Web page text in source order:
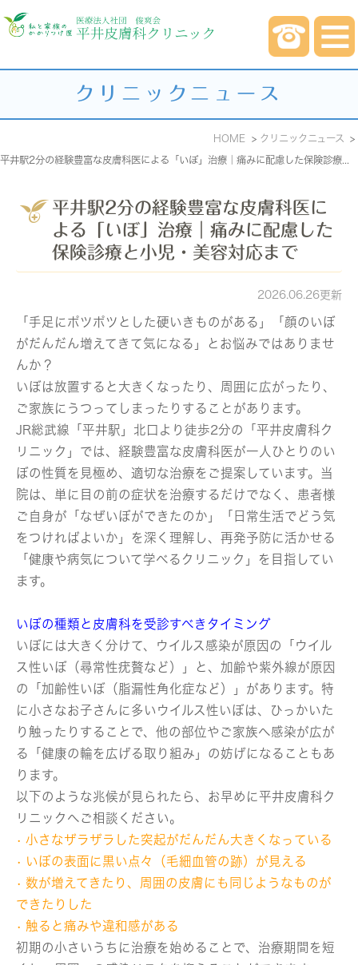
クリニックニュース
HOME クリニックニュース
平井駅2分の経験豊富な皮膚科医に
よる「いぼ」治療｜痛みに配慮した
保険診療と小児・美容対応まで
2026.06.26更新
「手足にポツポツとした硬いきものがある」「顔のいぼ
がだんだん増えてきて気になる」とお悩みではありませ
んか？
いぼは放置すると大きくなったり、周囲に広がったり、
ご家族にうつってしまったりすることがあります。
JR総武線「平井駅」北口より徒歩2分の「平井皮膚科ク
リニック」では、経験豊富な皮膚科医が一人ひとりのい
ぼの性質を見極め、適切な治療をご提案しています。当
院は、単に目の前の症状を治療するだけでなく、患者様
ご自身が「なぜいぼができたのか」「日常生活でどう気
をつければよいか」を深く理解し、再発予防に活かせる
「健康や病気について学べるクリニック」を目指してい
ます。
いぼの種類と皮膚科を受診すべきタイミング
いぼには大きく分けて、ウイルス感染が原因の「ウイル
ス性いぼ（尋常性疣贅など）」と、加齢や紫外線が原因
の「加齢性いぼ（脂漏性角化症など）」があります。特
に小さなお子さんに多いウイルス性いぼは、ひっかいた
り触ったりすることで、他の部位やご家族へ感染が広が
る「健康の輪を広げる取り組み」の妨げになることもあ
ります。
以下のような兆候が見られたら、お早めに平井皮膚科ク
リニックへご相談ください。
• 小さなザラザラした突起がだんだん大きくなっている
• いぼの表面に黒い点々（毛細血管の跡）が見える
• 数が増えてきたり、周囲の皮膚にも同じようなものが
できたりした
• 触ると痛みや違和感がある
初期の小さいうちに治療を始めることで、治療期間を短